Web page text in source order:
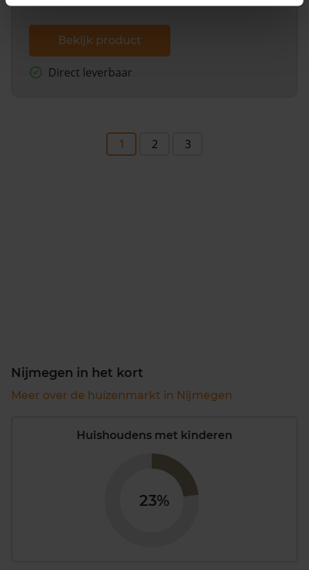
Bekijk product
Direct leverbaar
1 2 3
Nijmegen in het kort
Meer over de huizenmarkt in Nijmegen
Huishoudens met kinderen
23%